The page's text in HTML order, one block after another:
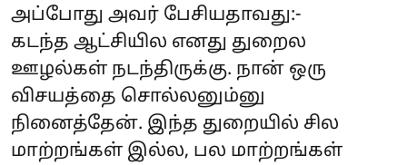
அப்போது அவர் பேசியதாவது:-
கடந்த ஆட்சியில எனது துறைல
ஊழல்கள் நடந்திருக்கு. நான் ஒரு
விசயத்தை சொல்லனும்னு
நினைத்தேன். இந்த துறையில் சில
மாற்றங்கள் இல்ல, பல மாற்றங்கள்